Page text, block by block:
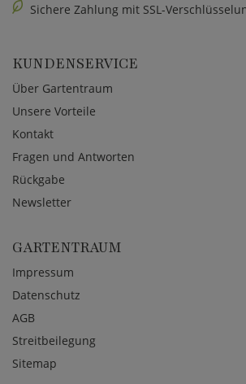
Sichere Zahlung mit SSL-
KUNDENSERVICE
Über Gartentraum
Unsere Vorteile
Kontakt
Fragen und Antworten
Rückgabe
Newsletter
GARTENTRAUM
Impressum
Datenschutz
AGB
Streitbeilegung
Sitemap